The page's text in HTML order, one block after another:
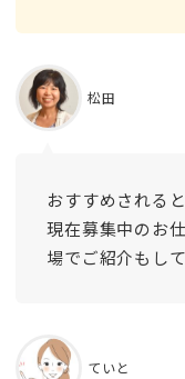
松田
おすすめされる
現在募集中のお
場でご紹介もし
ていと